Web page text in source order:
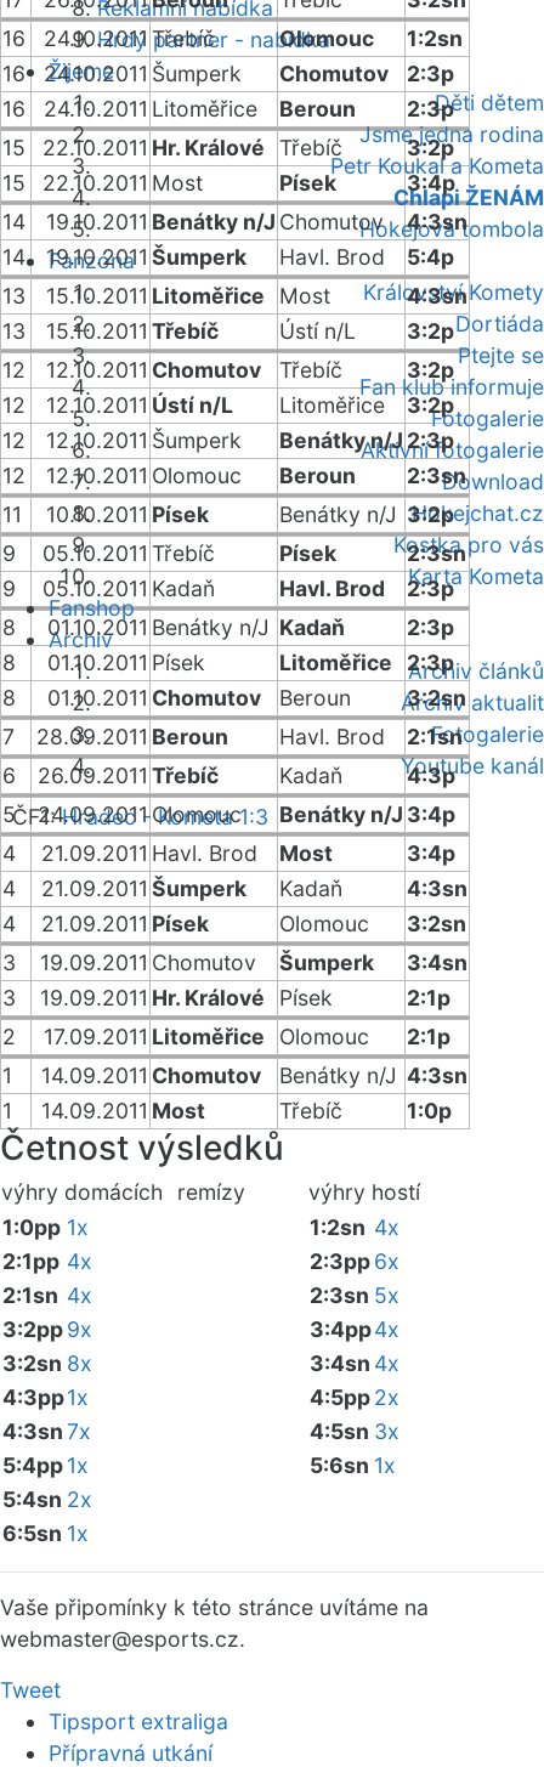
Reklamní nabídka
Hrdý partner - nabídka
Žijeme
Děti dětem
Jsme jedna rodina
Petr Koukal a Kometa
Chlapi ŽENÁM
Hokejová tombola
Fanzóna
Království Komety
Dortiáda
Ptejte se
Fan klub informuje
Fotogalerie
Aktivní fotogalerie
Download
Hokejchat.cz
Kostka pro vás
Karta Kometa
Fanshop
Archiv
Archiv článků
Archiv aktualit
Fotogalerie
Youtube kanál
ČF1:Hradec - Kometa 1:3
16
24.10.2011 Třebíč Olomouc
1:2sn
16
24.10.2011 Šumperk Chomutov
2:3p
16
24.10.2011 Litoměřice Beroun
2:3p
15
22.10.2011 Hr. Králové Třebíč
3:2p
15
22.10.2011 Most Písek
3:4p
14
19.10.2011 Benátky n/J Chomutov
4:3sn
14
19.10.2011 Šumperk Havl. Brod
5:4p
13
15.10.2011 Litoměřice Most
4:3sn
13
15.10.2011 Třebíč Ústí n/L
3:2p
12
12.10.2011 Chomutov Třebíč
3:2p
12
12.10.2011 Ústí n/L Litoměřice
3:2p
12
12.10.2011 Šumperk Benátky n/J2:3p
12
12.10.2011 Olomouc Beroun
2:3sn
11
10.10.2011 Písek Benátky n/J 3:2p
9
05.10.2011 Třebíč Písek
2:3sn
9
05.10.2011 Kadaň Havl. Brod
2:3p
8
01.10.2011 Benátky n/J Kadaň
2:3p
8
01.10.2011 Písek Litoměřice
2:3p
8
01.10.2011 Chomutov Beroun
3:2sn
7
28.09.2011 Beroun Havl. Brod
2:1sn
6
26.09.2011 Třebíč Kadaň
4:3p
5
24.09.2011Olomouc Benátky n/J 3:4p
4
21.09.2011 Havl. Brod Most
3:4p
4
21.09.2011 Šumperk Kadaň
4:3sn
4
21.09.2011 Písek Olomouc
3:2sn
3
19.09.2011 Chomutov Šumperk
3:4sn
3
19.09.2011 Hr. Králové Písek
2:1p
2
17.09.2011 Litoměřice Olomouc
2:1p
1
14.09.2011 Chomutov Benátky n/J 4:3sn
1
14.09.2011 Most Třebíč 1:0p
Četnost výsledků
výhry domácích remízy výhry hostí
1:0pp 1x
2:1pp 4x
2:1sn 4x
3:2pp9x
3:2sn 8x
4:3pp1x
4:3sn7x
5:4pp1x
5:4sn 2x
6:5sn 1x
1:2sn 4x
2:3pp6x
2:3sn 5x
3:4pp4x
3:4sn 4x
4:5pp2x
4:5sn 3x
5:6sn 1x
Vaše připomínky k této stránce uvítáme na
webmaster@esports.cz.
Tweet
Tipsport extraliga
Přípravná utkání